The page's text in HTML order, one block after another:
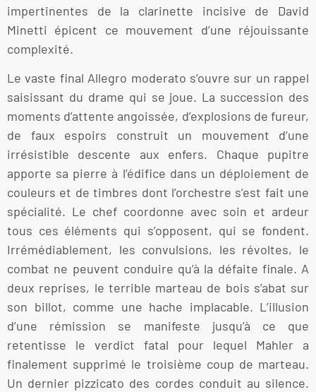
impertinentes de la clarinette incisive de David
Minetti épicent ce mouvement d’une réjouissante
complexité.
Le vaste final Allegro moderato s’ouvre sur un rappel
saisissant du drame qui se joue. La succession des
moments d’attente angoissée, d’explosions de fureur,
de faux espoirs construit un mouvement d’une
irrésistible descente aux enfers. Chaque pupitre
apporte sa pierre à l’édifice dans un déploiement de
couleurs et de timbres dont l’orchestre s’est fait une
spécialité. Le chef coordonne avec soin et ardeur
tous ces éléments qui s’opposent, qui se fondent.
Irrémédiablement, les convulsions, les révoltes, le
combat ne peuvent conduire qu’à la défaite finale. A
deux reprises, le terrible marteau de bois s’abat sur
son billot, comme une hache implacable. L’illusion
d’une rémission se manifeste jusqu’à ce que
retentisse le verdict fatal pour lequel Mahler a
finalement supprimé le troisième coup de marteau.
Un dernier pizzicato des cordes conduit au silence.